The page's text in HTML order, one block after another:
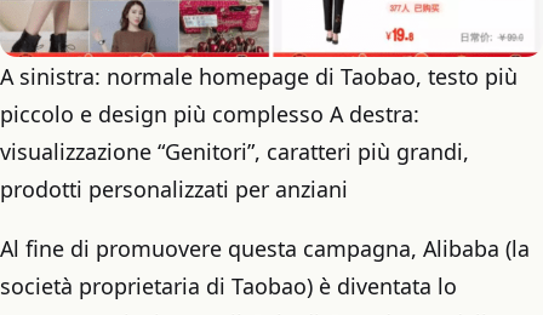
A sinistra: normale homepage di Taobao, testo più
piccolo e design più complesso A destra:
visualizzazione “Genitori”, caratteri più grandi,
prodotti personalizzati per anziani
Al fine di promuovere questa campagna, Alibaba (la
società proprietaria di Taobao) è diventata lo